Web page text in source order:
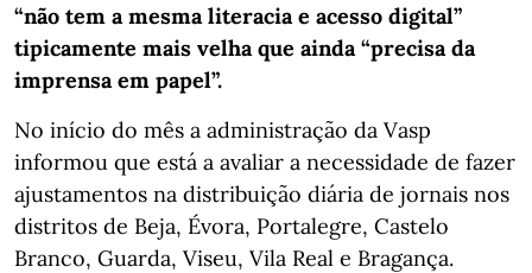
“não tem a mesma literacia e acesso digital”
tipicamente mais velha que ainda “precisa da
imprensa em papel”.
No início do mês a administração da Vasp
informou que está a avaliar a necessidade de fazer
ajustamentos na distribuição diária de jornais nos
distritos de Beja, Évora, Portalegre, Castelo
Branco, Guarda, Viseu, Vila Real e Bragança.